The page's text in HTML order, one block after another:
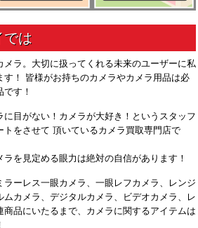
メラ。大切に扱ってくれる未来のユーザーに私
す！ 皆様がお持ちのカメラやカメラ用品は必
す！
に目がない！カメラが大好き！というスタッフ
をさせて 頂いているカメラ買取専門店で
を見定める眼力は絶対の自信があります！
ーレス一眼カメラ、一眼レフカメラ、レンジ
ムカメラ、デジタルカメラ、ビデオカメラ、レ
商品にいたるまで、カメラに関するアイテムは